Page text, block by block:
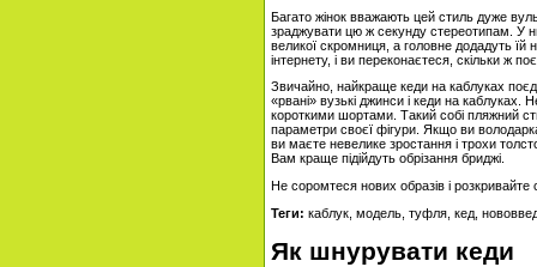
Багато жінок вважають цей стиль дуже
зраджувати цю ж секунду стереотипам. У
великої скромниця, а головне додадуть їй
інтернету, і ви переконаєтеся, скільки ж
Звичайно, найкраще кеди на каблуках
«рвані» вузькі джинси і кеди на
короткими шортами. Такий собі пляжний
параметри своєї фігури. Якщо ви
ви маєте невелике зростання і трохи
Вам краще підійдуть обрізання бриджі.
Не соромтеся нових образів і
Теги: каблук, модель, туфля, кед,
Як шнурувати кеди